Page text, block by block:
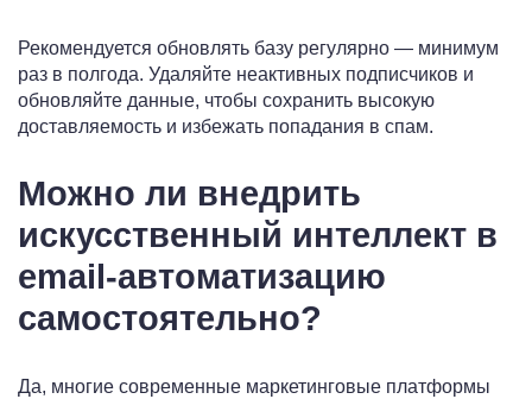
Рекомендуется обновлять базу регулярно — минимум
раз в полгода. Удаляйте неактивных подписчиков и
обновляйте данные, чтобы сохранить высокую
доставляемость и избежать попадания в спам.
Можно ли внедрить
искусственный интеллект в
email-автоматизацию
самостоятельно?
Да, многие современные маркетинговые платформы